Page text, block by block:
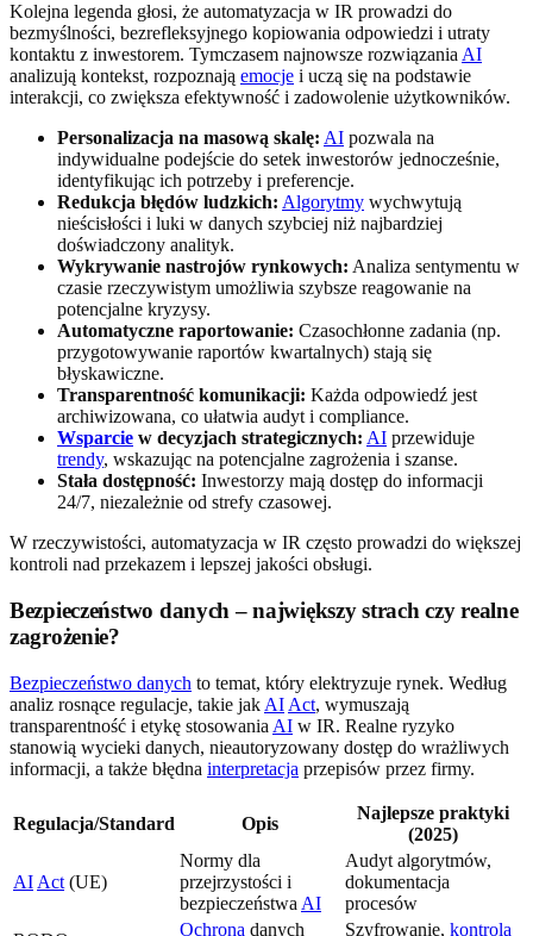
Kolejna legenda głosi, że automatyzacja w IR prowadzi do
bezmyślności, bezrefleksyjnego kopiowania odpowiedzi i utraty
kontaktu z inwestorem. Tymczasem najnowsze rozwiązania AI
analizują kontekst, rozpoznają emocje i uczą się na podstawie
interakcji, co zwiększa efektywność i zadowolenie użytkowników.
Personalizacja na masową skalę: AI pozwala na
indywidualne podejście do setek inwestorów jednocześnie,
identyfikując ich potrzeby i preferencje.
Redukcja błędów ludzkich: Algorytmy wychwytują
nieścisłości i luki w danych szybciej niż najbardziej
doświadczony analityk.
Wykrywanie nastrojów rynkowych: Analiza sentymentu w
czasie rzeczywistym umożliwia szybsze reagowanie na
potencjalne kryzysy.
Automatyczne raportowanie: Czasochłonne zadania (np.
przygotowywanie raportów kwartalnych) stają się
błyskawiczne.
Transparentność komunikacji: Każda odpowiedź jest
archiwizowana, co ułatwia audyt i compliance.
Wsparcie w decyzjach strategicznych: AI przewiduje
trendy, wskazując na potencjalne zagrożenia i szanse.
Stała dostępność: Inwestorzy mają dostęp do informacji
24/7, niezależnie od strefy czasowej.
W rzeczywistości, automatyzacja w IR często prowadzi do większej
kontroli nad przekazem i lepszej jakości obsługi.
Bezpieczeństwo danych – największy strach czy realne
zagrożenie?
Bezpieczeństwo danych to temat, który elektryzuje rynek. Według
analiz rosnące regulacje, takie jak AI Act, wymuszają
transparentność i etykę stosowania AI w IR. Realne ryzyko
stanowią wycieki danych, nieautoryzowany dostęp do wrażliwych
informacji, a także błędna interpretacja przepisów przez firmy.
Regulacja/Standard Opis
Najlepsze praktyki
(2025)
AI Act (UE)
Normy dla
przejrzystości i
bezpieczeństwa AI
Audyt algorytmów,
dokumentacja
procesów
Ochrona danych Szyfrowanie, kontrola